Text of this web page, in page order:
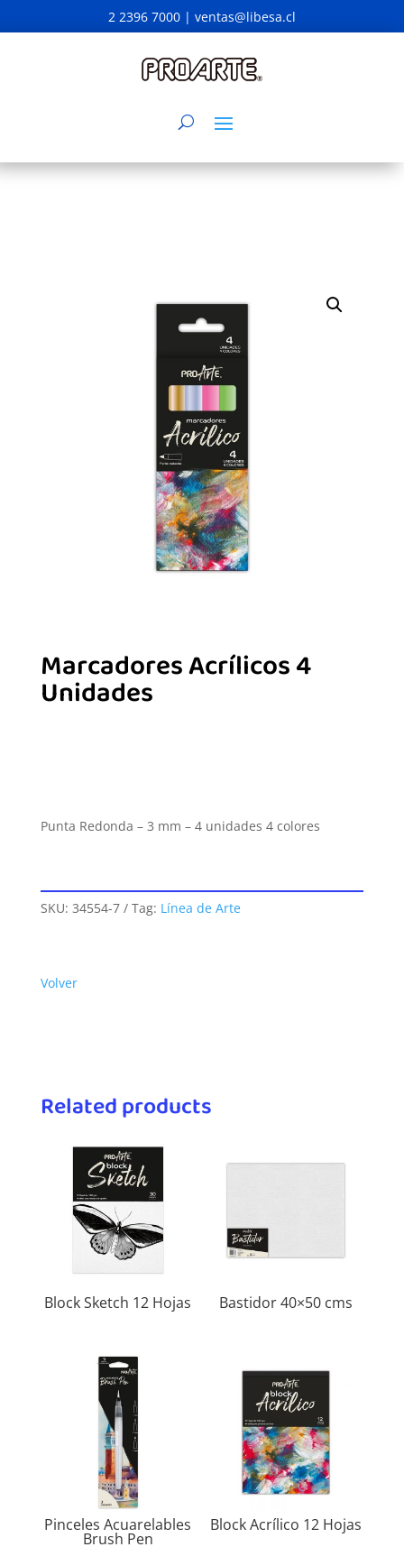
2 2396 7000 | ventas@libesa.cl
Marcadores Acrílicos 4
Unidades
Punta Redonda – 3 mm – 4 unidades 4 colores
SKU: 34554-7 Tag: Línea de Arte
Volver
Related products
Block Sketch 12 Hojas Bastidor 40×50 cms
Pinceles Acuarelables
Brush Pen
Block Acrílico 12 Hojas